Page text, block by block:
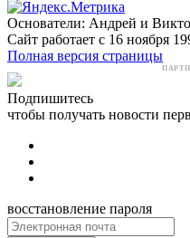
Основатели: Андрей и
Сайт работает с 16 ноября
Полная версия страницы
Подпишитесь
чтобы получать новости
восстановление пароля